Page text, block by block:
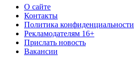
О сайте
Контакты
Политика конфиденциальности
Рекламодателям 16+
Прислать новость
Вакансии